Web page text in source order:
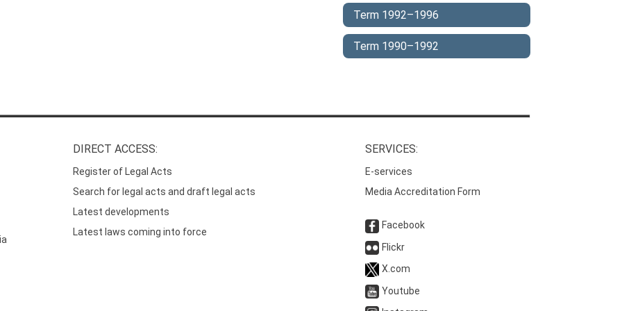
Term 1992–1996
Term 1990–1992
DIRECT ACCESS:
Register of Legal Acts
Search for legal acts and draft legal acts
Latest developments
Latest laws coming into force
SERVICES:
E-services
Media Accreditation Form
Facebook
Flickr
X.com
Youtube